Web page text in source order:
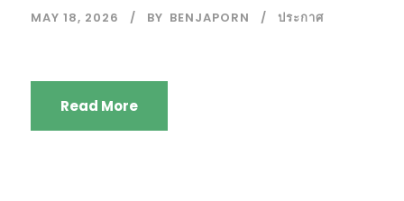
MAY 18, 2026 BY BENJAPORN ประกาศ
Read More